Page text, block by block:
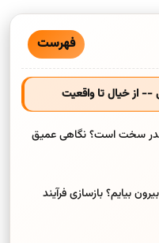
فهرست
-- از خیال تا واقعیت
سخت است؟ نگاهی عمیق
بیایم؟ بازسازی فرآیند